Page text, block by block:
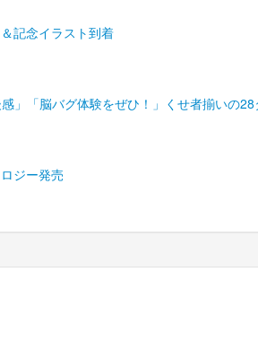
記念イラスト到着
」「脳バグ体験をぜひ！」くせ者揃いの
ジー発売